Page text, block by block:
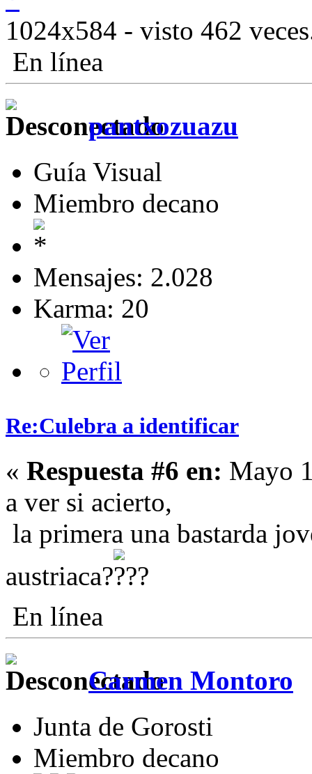
1024x584 - visto 462
En línea
pantxozuazu
Guía Visual
Miembro decano
Mensajes: 2.028
Karma: 20
Re:Culebra a identificar
« Respuesta #6 en: Mayo
a ver si acierto,
la primera una bastarda
austriaca?
En línea
Carmen Montoro
Junta de Gorosti
Miembro decano